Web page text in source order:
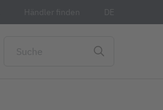
Händler finden DE